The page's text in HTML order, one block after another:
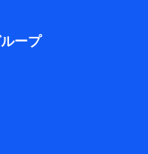
それらに付帯、
・フィナンシャ
案内、提供する
歴、ウェブサイ
のパーソナルデ
・傾向に応じた
告の配信等を行う
ープ